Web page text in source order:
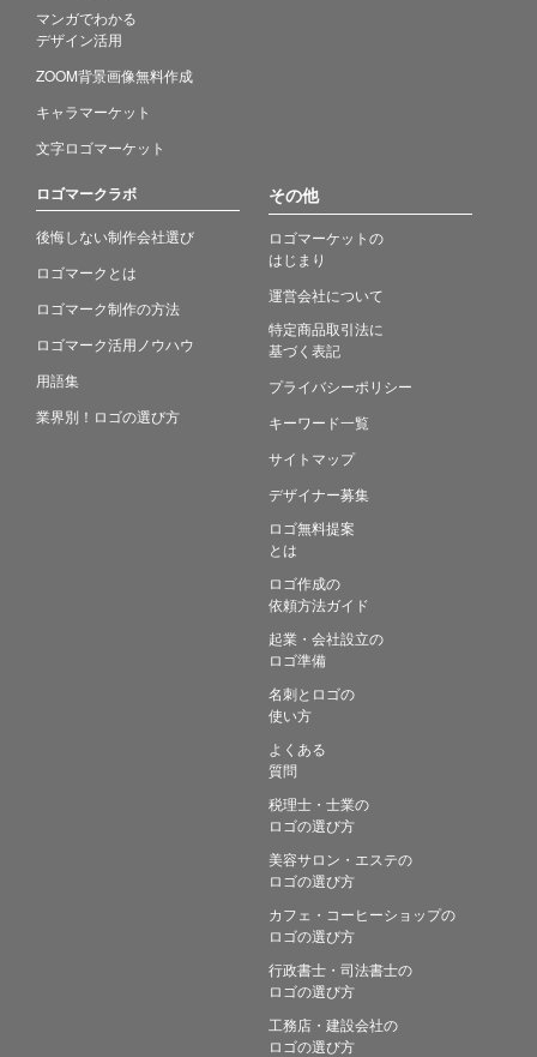
マンガでわかる
デザイン活用
ZOOM背景画像無料作成
キャラマーケット
文字ロゴマーケット
ロゴマークラボ
後悔しない制作会社選び
ロゴマークとは
ロゴマーク制作の方法
ロゴマーク活用ノウハウ
用語集
業界別！ロゴの選び方
その他
ロゴマーケットの
はじまり
運営会社について
特定商品取引法に
基づく表記
プライバシーポリシー
キーワード一覧
サイトマップ
デザイナー募集
ロゴ無料提案
とは
ロゴ作成の
依頼方法ガイド
起業・会社設立の
ロゴ準備
名刺とロゴの
使い方
よくある
質問
税理士・士業の
ロゴの選び方
美容サロン・エステの
ロゴの選び方
カフェ・コーヒーショップの
ロゴの選び方
行政書士・司法書士の
ロゴの選び方
工務店・建設会社の
ロゴの選び方